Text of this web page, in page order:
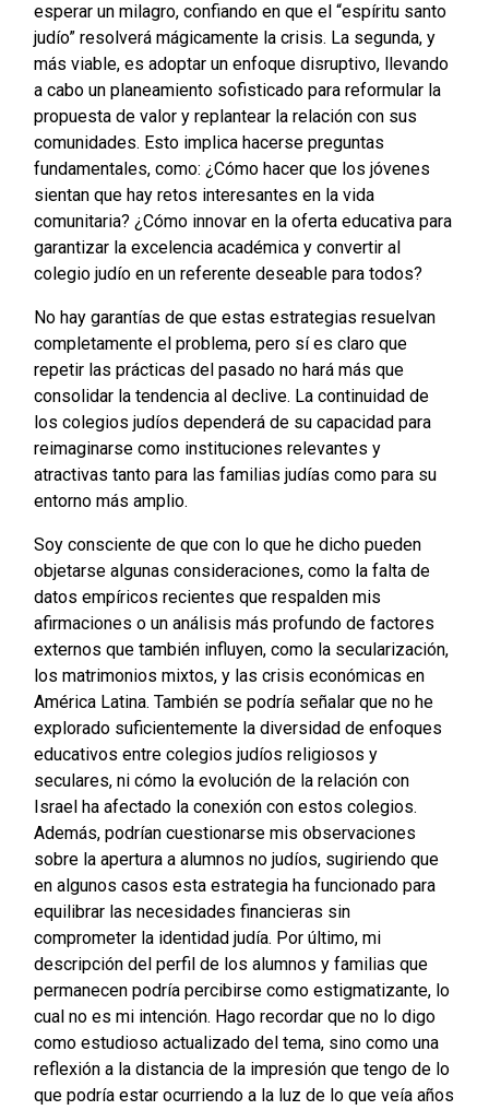
esperar un milagro, confiando en que el “espíritu santo
judío” resolverá mágicamente la crisis. La segunda, y
más viable, es adoptar un enfoque disruptivo, llevando
a cabo un planeamiento sofisticado para reformular la
propuesta de valor y replantear la relación con sus
comunidades. Esto implica hacerse preguntas
fundamentales, como: ¿Cómo hacer que los jóvenes
sientan que hay retos interesantes en la vida
comunitaria? ¿Cómo innovar en la oferta educativa para
garantizar la excelencia académica y convertir al
colegio judío en un referente deseable para todos?
No hay garantías de que estas estrategias resuelvan
completamente el problema, pero sí es claro que
repetir las prácticas del pasado no hará más que
consolidar la tendencia al declive. La continuidad de
los colegios judíos dependerá de su capacidad para
reimaginarse como instituciones relevantes y
atractivas tanto para las familias judías como para su
entorno más amplio.
Soy consciente de que con lo que he dicho pueden
objetarse algunas consideraciones, como la falta de
datos empíricos recientes que respalden mis
afirmaciones o un análisis más profundo de factores
externos que también influyen, como la secularización,
los matrimonios mixtos, y las crisis económicas en
América Latina. También se podría señalar que no he
explorado suficientemente la diversidad de enfoques
educativos entre colegios judíos religiosos y
seculares, ni cómo la evolución de la relación con
Israel ha afectado la conexión con estos colegios.
Además, podrían cuestionarse mis observaciones
sobre la apertura a alumnos no judíos, sugiriendo que
en algunos casos esta estrategia ha funcionado para
equilibrar las necesidades financieras sin
comprometer la identidad judía. Por último, mi
descripción del perfil de los alumnos y familias que
permanecen podría percibirse como estigmatizante, lo
cual no es mi intención. Hago recordar que no lo digo
como estudioso actualizado del tema, sino como una
reflexión a la distancia de la impresión que tengo de lo
que podría estar ocurriendo a la luz de lo que veía años